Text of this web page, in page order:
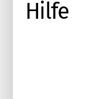
Hilfe